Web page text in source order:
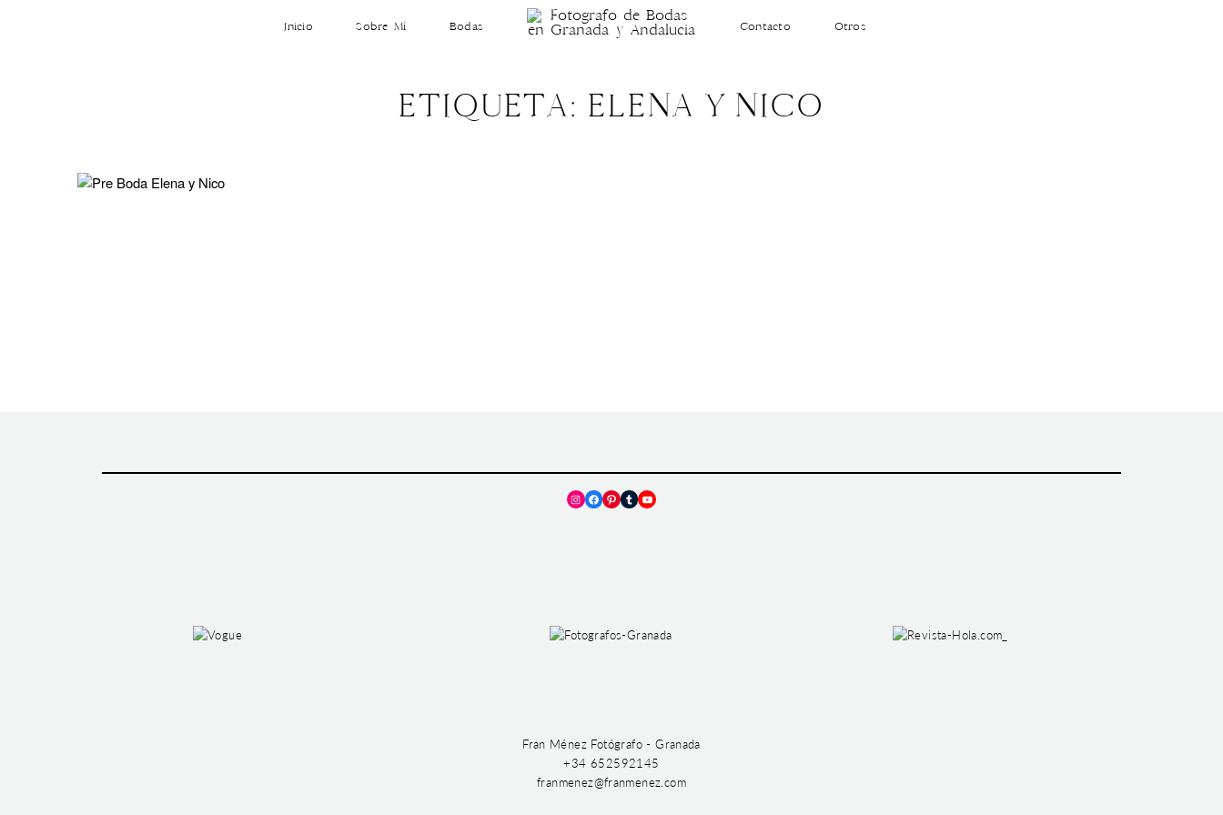
Inicio Sobre Mí Bodas Contacto Otros
ETIQUETA: ELENA Y NICO
Instagram
Facebook
Pinterest
TumblrYouTube
Fran Ménez Fotógrafo - Granada
+34 652592145
franmenez@franmenez.com